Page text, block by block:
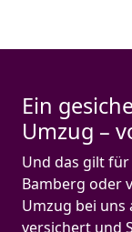
Ein
Umzug –
Und das gilt
Bamberg oder
Umzug bei uns
versichert und